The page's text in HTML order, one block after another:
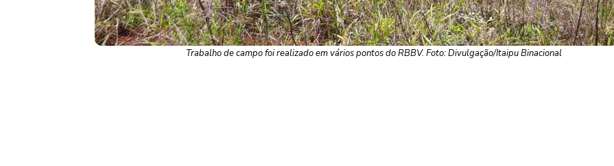
Trabalho de campo foi realizado em vários pontos do RBBV. Foto: Divulgação/Itaipu Binacional